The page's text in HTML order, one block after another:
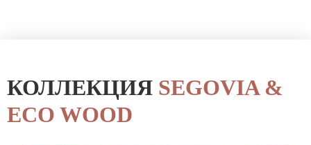
КОЛЛЕКЦИЯ SEGOVIA &
ECO WOOD